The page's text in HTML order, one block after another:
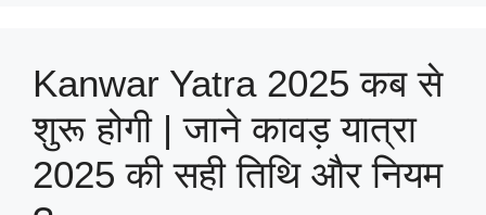
Kanwar Yatra 2025 कब से
शुरू होगी | जाने कावड़ यात्रा
2025 की सही तिथि और नियम